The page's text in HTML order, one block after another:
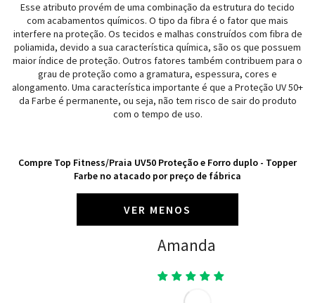
Esse atributo provém de uma combinação da estrutura do tecido
com acabamentos químicos. O tipo da fibra é o fator que mais
interfere na proteção. Os tecidos e malhas construídos com fibra de
poliamida, devido a sua característica química, são os que possuem
maior índice de proteção. Outros fatores também contribuem para o
grau de proteção como a gramatura, espessura, cores e
alongamento. Uma característica importante é que a Proteção UV 50+
da Farbe é permanente, ou seja, não tem risco de sair do produto
com o tempo de uso.
Compre Top Fitness/Praia UV50 Proteção e Forro duplo - Topper
Farbe no atacado por preço de fábrica
VER MENOS
Amanda